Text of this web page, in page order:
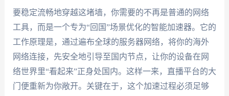
要稳定流畅地穿越这堵墙，你需要的不再是普通的网络
工具，而是一个专为“回国”场景优化的智能加速器。它的
工作原理是，通过遍布全球的服务器网络，将你的海外
网络连接，先安全地引导至国内节点，让你的设备在网
络世界里“看起来”正身处国内。这样一来，直播平台的大
门便重新为你敞开。关键在于，这个加速过程必须足够